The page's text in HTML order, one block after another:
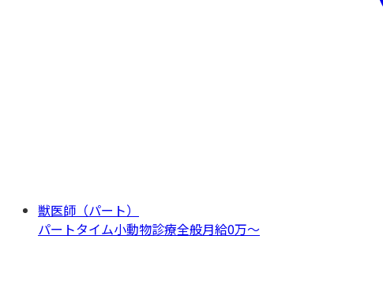
獣医師（パート）
パートタイム小動物診療全般月給0万〜